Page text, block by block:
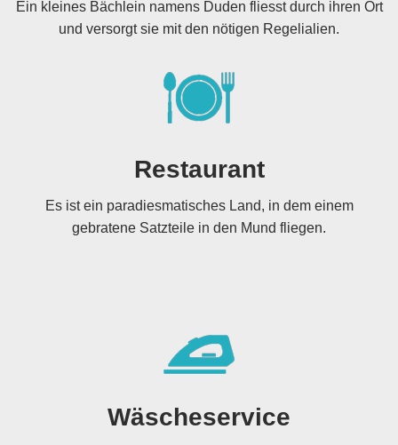
Ein kleines Bächlein namens Duden fliesst durch ihren Ort
und versorgt sie mit den nötigen Regelialien.
Restaurant
Es ist ein paradiesmatisches Land, in dem einem
gebratene Satzteile in den Mund fliegen.
Wäscheservice